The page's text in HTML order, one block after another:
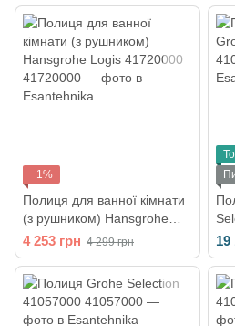
−1%
Полиця для ванної кімнати
(з рушником) Hansgrohe
Logis 41720000
4 253 грн 4 299 грн 19